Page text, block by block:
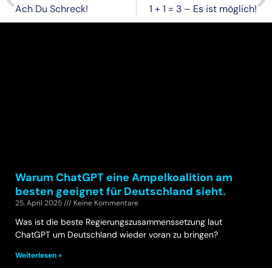
Ach Du Schreck! 1 + 1 = 3 – Es ist möglich!
Warum ChatGPT eine Ampelkoalition am
besten geeignet für Deutschland sieht.
25. April 2025 Keine Kommentare
Was ist die beste Regierungszusammenssetzung laut
ChatGPT um Deutschland wieder voran zu bringen?
Weiterlesen »